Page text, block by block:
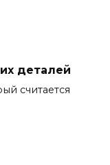
деталей
считается